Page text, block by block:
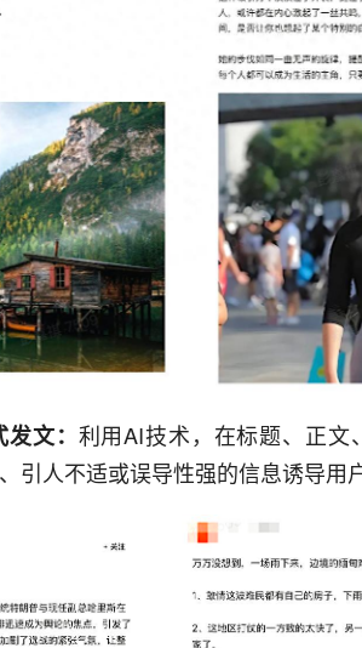
文： 利用AI技术，在标题、正文
引人不适或误导性强的信息诱导用